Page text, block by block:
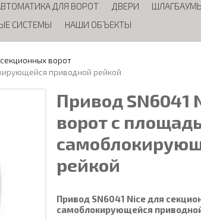
ДЛЯ ВОРОТ ДВЕРИ
СИСТЕМЫ
НАШИ ОБЪЕКТЫ
ворот
приводной рейкой
Привод SN6041
ворот с
рейкой
Привод SN6041 Nice для
самоблокирующейся